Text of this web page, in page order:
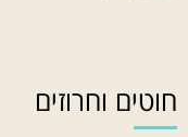
חוטים וחרוזים